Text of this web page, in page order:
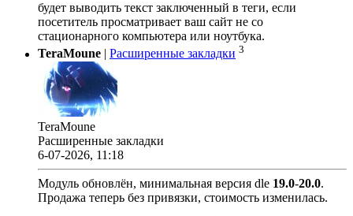
будет выводить текст заключенный в теги, если
посетитель просматривает ваш сайт не со
стационарного компьютера или ноутбука.
TeraMoune
Расширенные закладки 3
TeraMoune
Расширенные закладки
6-07-2026, 11:18
Модуль обновлён, минимальная версия dle 19.0-20.0.
Продажа теперь без привязки, стоимость изменилась.